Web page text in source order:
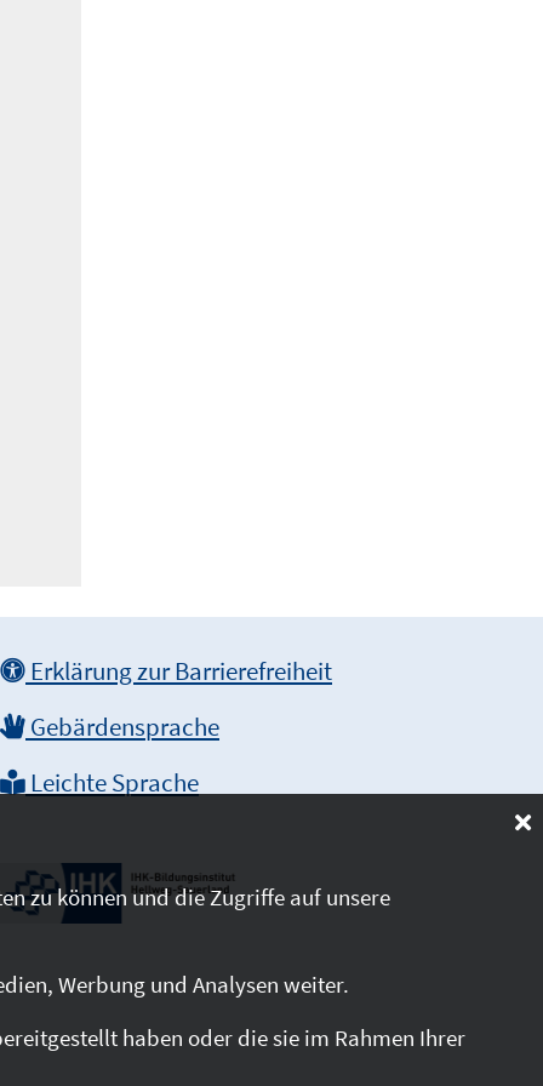
Erklärung zur Barrierefreiheit
Gebärdensprache
Leichte Sprache
zu können und die Zugriffe auf unsere
Werbung und Analysen weiter.
haben oder die sie im Rahmen Ihrer